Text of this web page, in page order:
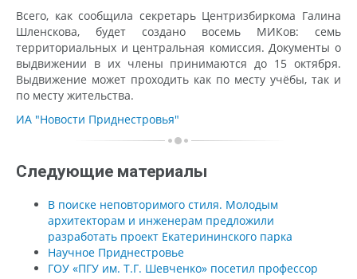
Всего, как сообщила секретарь Центризбиркома Галина
Шленскова, будет создано восемь МИКов: семь
территориальных и центральная комиссия. Документы о
выдвижении в их члены принимаются до 15 октября.
Выдвижение может проходить как по месту учёбы, так и
по месту жительства.
ИА "Новости Приднестровья"
Следующие материалы
В поиске неповторимого стиля. Молодым
архитекторам и инженерам предложили
разработать проект Екатерининского парка
Научное Приднестровье
ГОУ «ПГУ им. Т.Г. Шевченко» посетил профессор